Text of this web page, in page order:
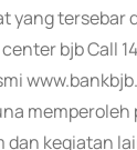
yang tersebar
bjb Call
memperoleh
kegiatan